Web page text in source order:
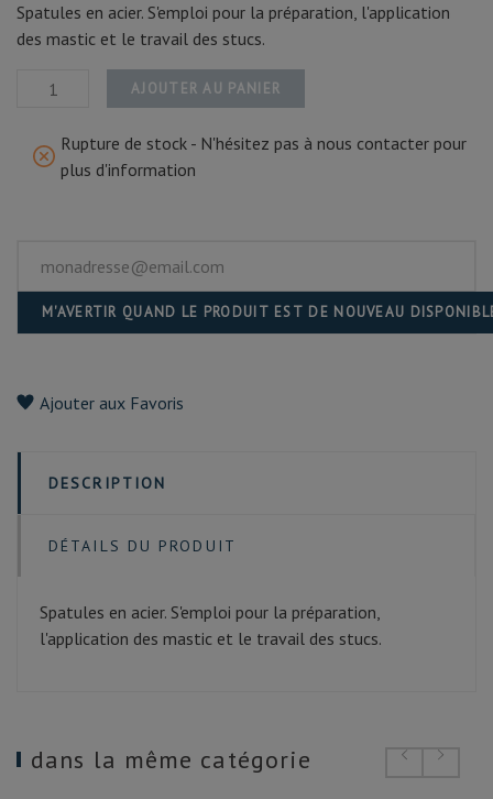
Spatules en acier. S'emploi pour la préparation, l'application
des mastic et le travail des stucs.
AJOUTER AU PANIER
Rupture de stock - N'hésitez pas à nous contacter pour
plus d'information
M'AVERTIR QUAND LE PRODUIT EST DE NOUVEAU
Ajouter aux Favoris
DESCRIPTION
DÉTAILS DU PRODUIT
Spatules en acier. S'emploi pour la préparation,
l'application des mastic et le travail des stucs.
dans la même catégorie